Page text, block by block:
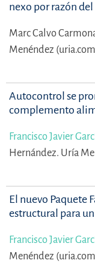
nexo por razón
Marc Calvo
Menéndez
Autocontrol se
complemento
Francisco Javier
Hernández. Uría
El nuevo Paquete
estructural para
Francisco Javier
Menéndez